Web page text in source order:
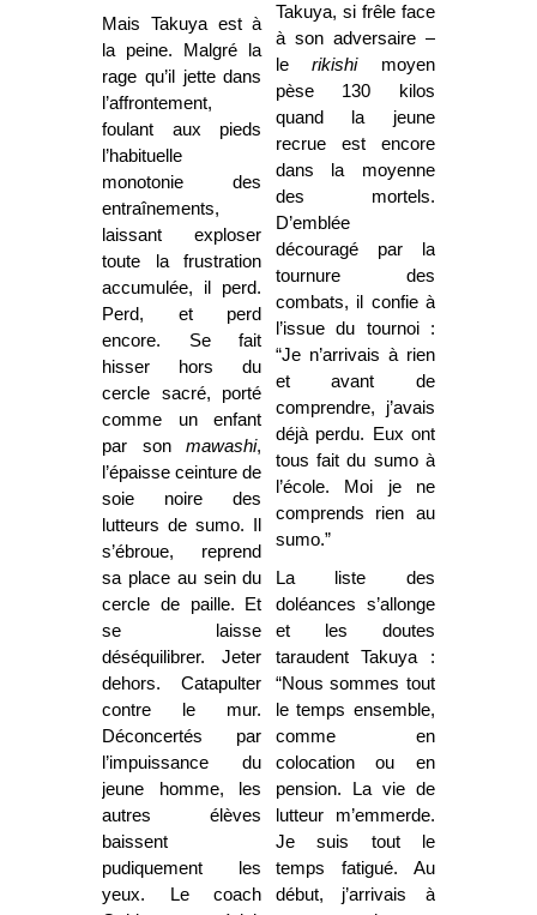
Mais Takuya est à
la peine. Malgré la
rage qu’il jette dans
l’affrontement,
foulant aux pieds
l’habituelle
monotonie des
entraînements,
laissant exploser
toute la frustration
accumulée, il perd.
Perd, et perd
encore. Se fait
hisser hors du
cercle sacré, porté
comme un enfant
par sonmawashi,
l’épaisse ceinture de
soie noire des
lutteurs de sumo. Il
s’ébroue, reprend
sa place au sein du
cercle de paille. Et
se laisse
déséquilibrer. Jeter
dehors. Catapulter
contre le mur.
Déconcertés par
l’impuissance du
jeune homme, les
autres élèves
baissent
pudiquement les
yeux. Le coach
Takuya, si frêle face
à son adversaire –
lerikishimoyen
pèse 130 kilos
quand la jeune
recrue est encore
dans la moyenne
des mortels.
D’emblée
découragé par la
tournure des
combats, il confie à
l’issue du tournoi :
“Je n’arrivais à rien
et avant de
comprendre, j’avais
déjà perdu. Eux ont
tous fait du sumo à
l’école. Moi je ne
comprends rien au
sumo.”
La liste des
doléances s’allonge
et les doutes
taraudent Takuya :
“Nous sommes tout
le temps ensemble,
comme en
colocation ou en
pension. La vie de
lutteur m’emmerde.
Je suis tout le
temps fatigué. Au
début, j’arrivais à